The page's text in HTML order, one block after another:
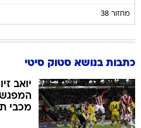
מחזור 38
כתבות בנושא סטוק סיטי
יואב
המפגש
מכבי